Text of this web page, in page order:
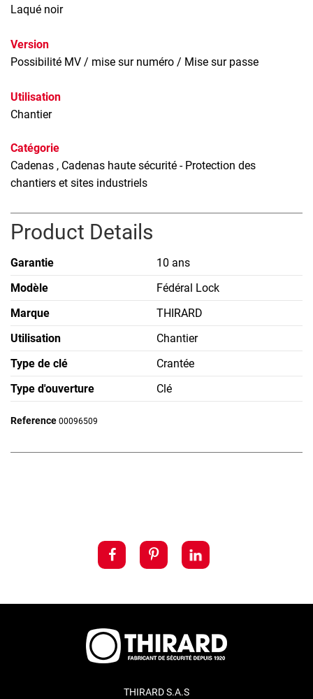
Laqué noir
Version
Possibilité MV / mise sur numéro / Mise sur passe
Utilisation
Chantier
Catégorie
Cadenas , Cadenas haute sécurité - Protection des
chantiers et sites industriels
Product Details
Garantie
10 ans
Modèle
Fédéral Lock
Marque
THIRARD
Utilisation
Chantier
Type de clé
Crantée
Type d'ouverture
Clé
Reference 00096509
THIRARD S.A.S